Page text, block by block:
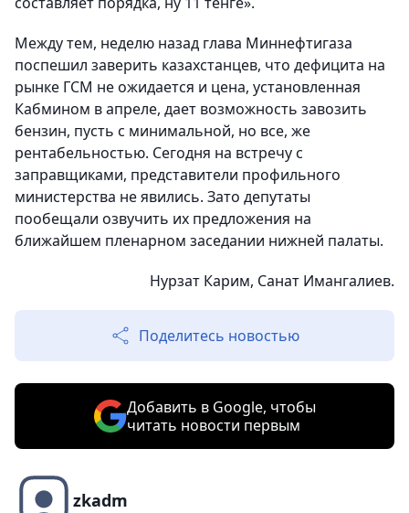
Между тем, неделю назад глава Миннефтигаза
поспешил заверить казахстанцев, что дефицита на
рынке ГСМ не ожидается и цена, установленная
Кабмином в апреле, дает возможность завозить
бензин, пусть с минимальной, но все, же
рентабельностью. Сегодня на встречу с
заправщиками, представители профильного
министерства не явились. Зато депутаты
пообещали озвучить их предложения на
ближайшем пленарном заседании нижней палаты.
Нурзат Карим, Санат Имангалиев.
Поделитесь новостью
Добавить в Google, чтобы
читать новости первым
zkadm